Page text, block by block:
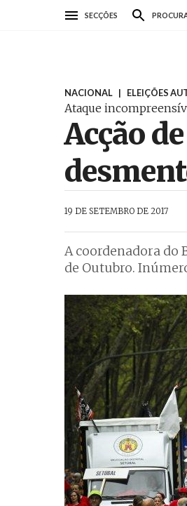
SECÇÕES
NACIONAL | ELEIÇÕES
Ataque
Acção
19 DE SETEMBRO DE 2017
A coordenadora do
de Outubro.